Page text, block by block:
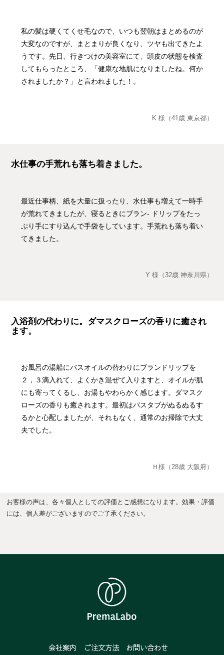
私の髪は硬くてくせ毛なので、いつも翌朝はまとめるのが
大変なのですが、まとまりが良くなり、ツヤも出てきたよ
うです。先日、行きつけの美容室にて、頭皮の状態を検査
してもらったところ、「健康な地肌になりましたね。何か
されましたか？」と言われました！。
K 様（41歳 東京都）
水仕事の手荒れも落ち着きました。
最近仕事柄、紙を大量に扱ったり、水仕事も増えて一時手
が荒れてきましたが、寝るときにブラン- ドリップをたっ
ぷり手にすり込んで手袋をしています。手荒れも落ち着い
てきました。
Y 様（32歳 神奈川県）
入浴剤の代わりに。ダマスクローズの香りに癒され
ます。
お風呂の湯船にバスオイルの替わりにブランドリップを
２，３滴入れて、よくかき混ぜて入りますと、オイルが肌
にも寄ってくるし、お湯もやわらかく感じます。ダマスク
ローズの香りも癒されます。最初はバスタブがぬるぬるす
るかと心配しましたが、それもなく、通常のお掃除で大丈
夫でした。
Ｈ様（28歳 大阪府）
お客様の声は、各々個人としての評価とご感想になります。効果・評価
には、個人差がございますのでご了承ください。
会社案内 ご注文方法 お問い合わせ